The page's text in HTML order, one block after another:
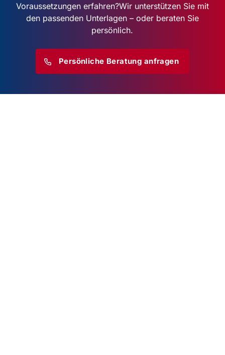
Voraussetzungen erfahren?Wir unterstützen Sie mit
den passenden Unterlagen – oder beraten Sie
persönlich.
Persönliche Beratung anfragen